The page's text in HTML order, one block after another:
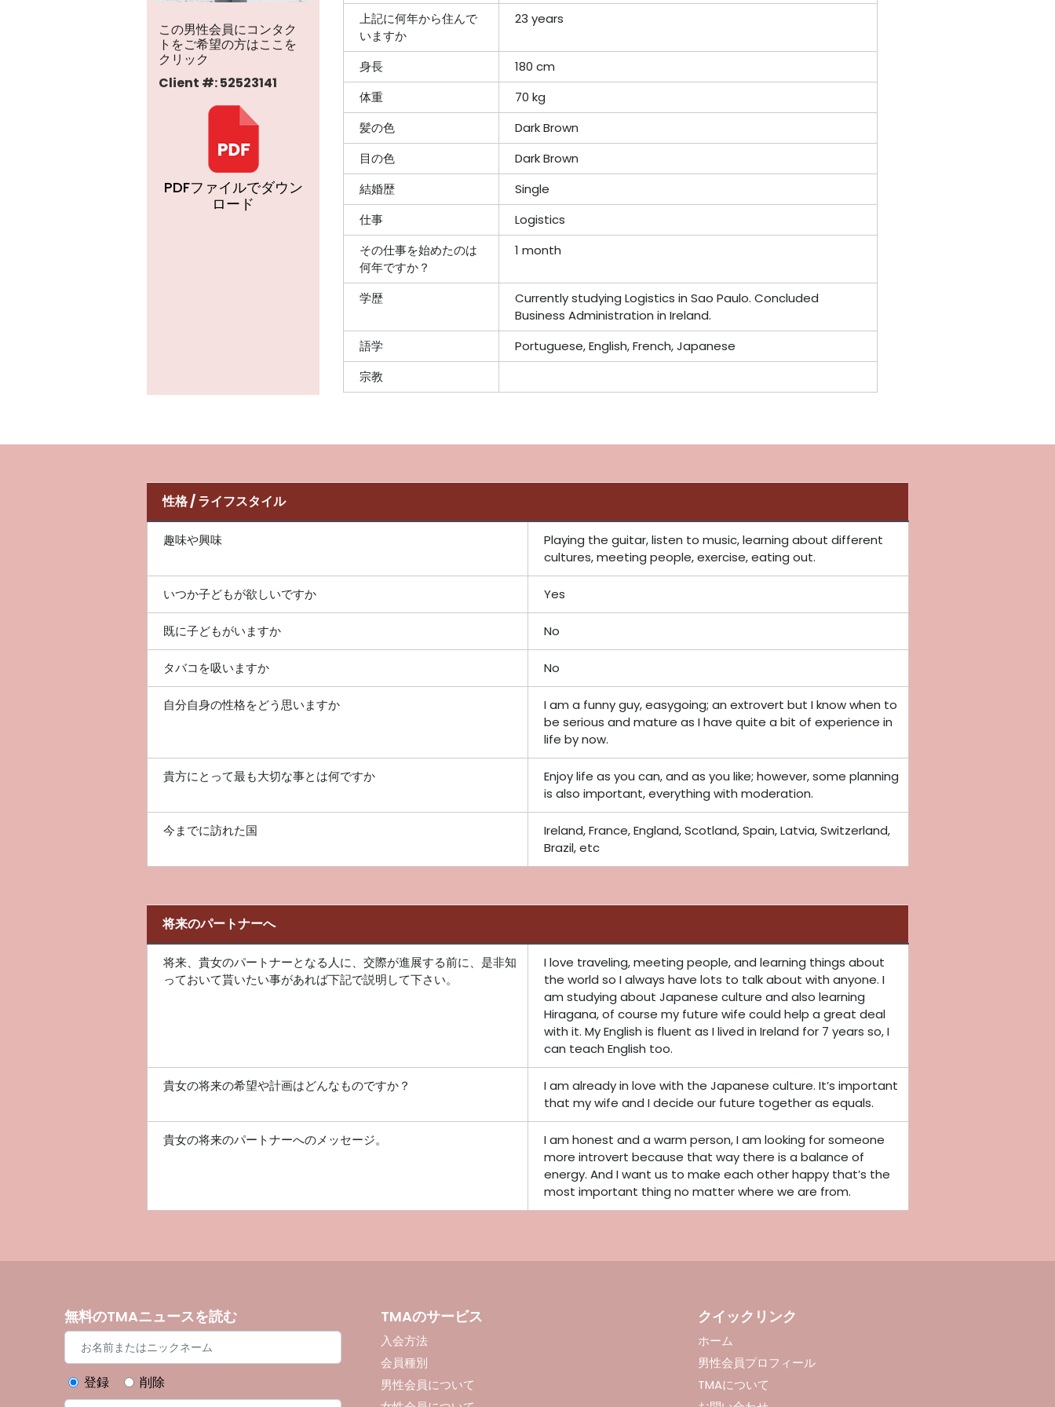
この男性会員にコンタク
トをご希望の方はここを
クリック
Client #: 52523141
PDFファイルでダウン
ロード
上記に何年から住んで
いますか
23 years
身長
180 cm
体重
70 kg
髪の色
Dark Brown
目の色
Dark Brown
結婚歴
Single
仕事
Logistics
その仕事を始めたのは
何年ですか？
1 month
学歴
Currently studying Logistics in Sao Paulo. Concluded
Business Administration in Ireland.
語学
Portuguese, English, French, Japanese
宗教
性格 / ライフスタイル
趣味や興味
Playing the guitar, listen to music, learning about different
cultures, meeting people, exercise, eating out.
いつか子どもが欲しいですか Yes
既に子どもがいますか No
タバコを吸いますか No
自分自身の性格をどう思いますか
I am a funny guy, easygoing; an extrovert but I know when to
be serious and mature as I have quite a bit of experience in
life by now.
貴方にとって最も大切な事とは何ですか
Enjoy life as you can, and as you like; however, some planning
is also important, everything with moderation.
今までに訪れた国
Ireland, France, England, Scotland, Spain, Latvia, Switzerland,
Brazil, etc
将来のパートナーへ
将来、貴女のパートナーとなる人に、交際が進展する前に、是非知
っておいて貰いたい事があれば下記で説明して下さい。
I love traveling, meeting people, and learning things about
the world so I always have lots to talk about with anyone. I
am studying about Japanese culture and also learning
Hiragana, of course my future wife could help a great deal
with it. My English is fluent as I lived in Ireland for 7 years so, I
can teach English too.
貴女の将来の希望や計画はどんなものですか？
I am already in love with the Japanese culture. It’s important
that my wife and I decide our future together as equals.
貴女の将来のパートナーへのメッセージ。
I am honest and a warm person, I am looking for someone
more introvert because that way there is a balance of
energy. And I want us to make each other happy that’s the
most important thing no matter where we are from.
無料のTMAニュースを読む
登録 削除
TMAのサービス
入会方法
会員種別
男性会員について
クイックリンク
ホーム
男性会員プロフィール
TMAについて